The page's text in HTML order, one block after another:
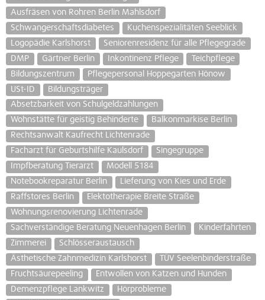
Ausfräsen von Rohren Berlin Mahlsdorf
Schwangerschaftsdiabetes
Kuchenspezialitäten Seeblick
Logopädie Karlshorst
Seniorenresidenz für alle Pflegegrade
DMP
Gärtner Berlin Inkontinenz Pflege
Teichpflege
Bildungszentrum
Pflegepersonal Hoppegarten Hönow
USt-ID
Bildungsträger
Absetzbarkeit von Schulgeldzahlungen
Wohnstätte für geistig Behinderte
Balkonmarkise Berlin
Rechtsanwalt Kaufrecht Lichtenrade
Facharzt für Geburtshilfe Kaulsdorf
Singegruppe
Impfberatung Tierarzt
Modell 5184
Notebookreparatur Berlin
Lieferung von Kies und Erde
Raffstores Berlin
Elektotherapie Breite Straße
Wohnungsrenovierung Lichtenrade
Sachverständige Beratung Neuenhagen Berlin
Kinderfahrten
Zimmerei
Schlösseraustausch
Ästhetische Zahnmedizin Karlshorst
TÜV Seelenbinderstraße
Fruchtsäurepeeling
Entwollen von Katzen und Hunden
Demenzpflege Lankwitz
Hörprobleme